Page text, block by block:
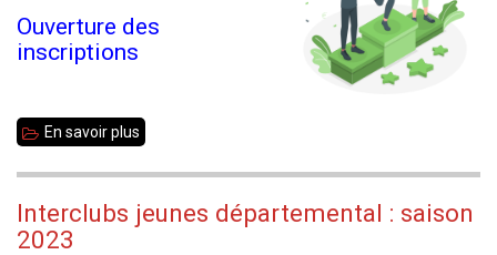
à
Ouverture des
inscriptions
En savoir plus
2023
Interclubs jeunes départemental : saison
2023